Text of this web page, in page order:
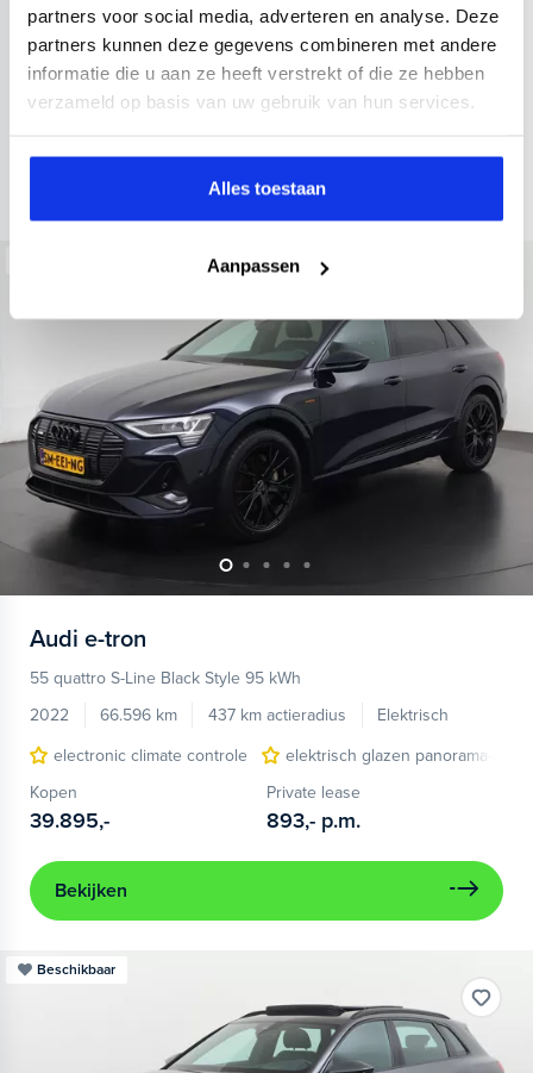
partners voor social media, adverteren en analyse. Deze
partners kunnen deze gegevens combineren met andere
informatie die u aan ze heeft verstrekt of die ze hebben
verzameld op basis van uw gebruik van hun services.
Alles toestaan
Aanpassen
34.998 km 437 km actieradius
Elektrisch
electronic climate controle
elektrisch glazen panorama-dak
Kopen
36.895,-
Private lease
793,- p.m.
Audi e-tron
55 quattro S-Line Black Style 95 kWh
2022
66.596 km 437 km actieradius
Elektrisch
electronic climate controle
elektrisch glazen panorama-dak
Kopen
39.895,-
Private lease
893,- p.m.
Bekijken
Beschikbaar